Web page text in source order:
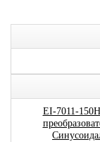
EI-7011-